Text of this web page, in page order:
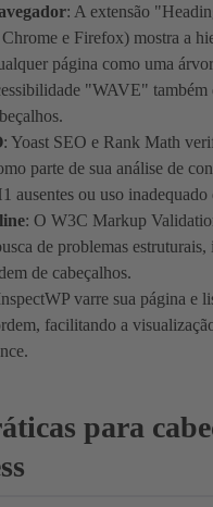
: A extensão
e Firefox) mostra a
página como uma
"WAVE" também
: Yoast SEO e Rank Math
parte de sua análise de
ausentes ou uso inadequado
: O W3C Markup
de problemas
de cabeçalhos.
varre sua página e
facilitando a
para